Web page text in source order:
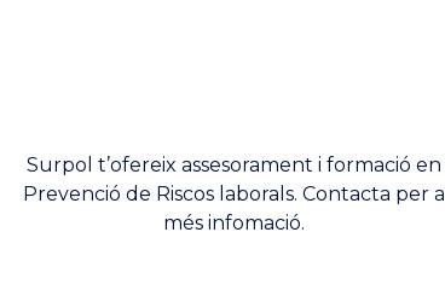
Surpol t’ofereix assesorament i formació en
Prevenció de Riscos laborals. Contacta per a
més infomació.